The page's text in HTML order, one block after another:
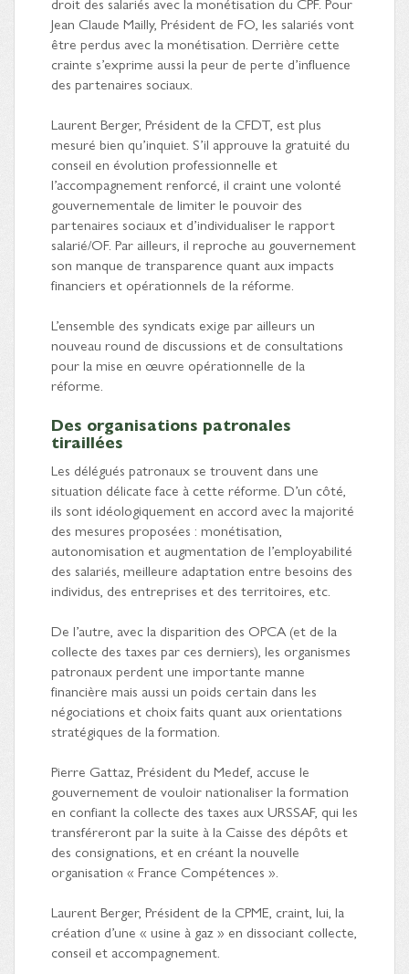
Jean Claude Mailly, Président de FO, les salariés vont
être perdus avec la monétisation. Derrière cette
crainte s’exprime aussi la peur de perte d’influence
des partenaires sociaux.
Laurent Berger, Président de la CFDT, est plus
mesuré bien qu’inquiet. S’il approuve la gratuité du
conseil en évolution professionnelle et
l’accompagnement renforcé, il craint une volonté
gouvernementale de limiter le pouvoir des
partenaires sociaux et d’individualiser le rapport
salarié/OF. Par ailleurs, il reproche au gouvernement
son manque de transparence quant aux impacts
financiers et opérationnels de la réforme.
L’ensemble des syndicats exige par ailleurs un
nouveau round de discussions et de consultations
pour la mise en œuvre opérationnelle de la
réforme.
Des organisations patronales
tiraillées
Les délégués patronaux se trouvent dans une
situation délicate face à cette réforme. D’un côté,
ils sont idéologiquement en accord avec la majorité
des mesures proposées : monétisation,
autonomisation et augmentation de l’employabilité
des salariés, meilleure adaptation entre besoins des
individus, des entreprises et des territoires, etc.
De l’autre, avec la disparition des OPCA (et de la
collecte des taxes par ces derniers), les organismes
patronaux perdent une importante manne
financière mais aussi un poids certain dans les
négociations et choix faits quant aux orientations
stratégiques de la formation.
Pierre Gattaz, Président du Medef, accuse le
gouvernement de vouloir nationaliser la formation
en confiant la collecte des taxes aux URSSAF, qui les
transféreront par la suite à la Caisse des dépôts et
des consignations, et en créant la nouvelle
organisation « France Compétences ».
Laurent Berger, Président de la CPME, craint, lui, la
création d’une « usine à gaz » en dissociant collecte,
conseil et accompagnement.